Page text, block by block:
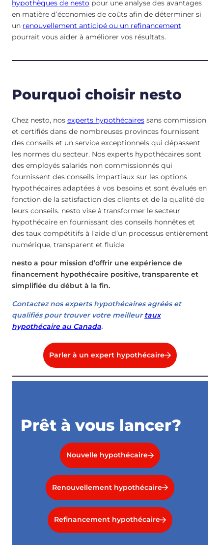
hypothèques de nesto pour une analyse des avantages
en matière d’économies de coûts afin de déterminer si
un renouvellement anticipé ou un refinancement
pourrait vous aider à améliorer vos résultats.
Pourquoi choisir nesto
Chez nesto, nos experts hypothécaires sans commission
et certifiés dans de nombreuses provinces fournissent
des conseils et un service exceptionnels qui dépassent
les normes du secteur. Nos experts hypothécaires sont
des employés salariés non commissionnés qui
fournissent des conseils impartiaux sur les options
hypothécaires adaptées à vos besoins et sont évalués en
fonction de la satisfaction des clients et de la qualité de
leurs conseils. nesto vise à transformer le secteur
hypothécaire en fournissant des conseils honnêtes et
des taux compétitifs à l’aide d’un processus entièrement
numérique, transparent et fluide.
nesto a pour mission d’offrir une expérience de
financement hypothécaire positive, transparente et
simplifiée du début à la fin.
Contactez nos experts hypothécaires agréés et
qualifiés pour trouver votre meilleurtaux
hypothécaire au Canada.
Parler à un expert hypothécaire
Prêt à vous lancer?
Nouvelle hypothécaire
Renouvellement hypothécaire
Refinancement hypothécaire